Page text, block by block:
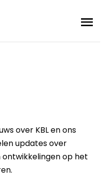
over KBL en ons
updates over
op het